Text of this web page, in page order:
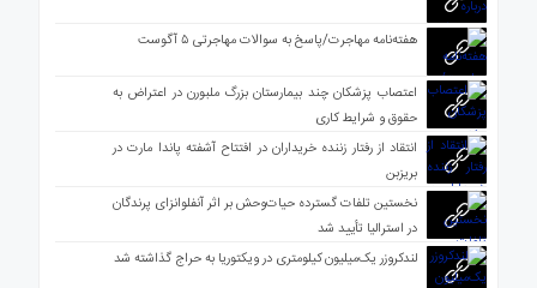
هفته‌نامه مهاجرت/پاسخ به سوالات مهاجرتی ۵ آگوست
اعتصاب پزشکان چند بیمارستان بزرگ ملبورن در اعتراض به
حقوق و شرایط کاری
انتقاد از رفتار زننده خریداران در افتتاح آشفته پاندا مارت در
بریزبن
نخستین تلفات گسترده حیات‌وحش بر اثر آنفلوانزای پرندگان
در استرالیا تأیید شد
لندکروزر یک‌میلیون کیلومتری در ویکتوریا به حراج گذاشته شد